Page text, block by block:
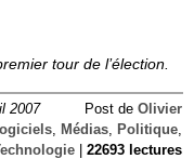
tour de l’élection.
2007 Post de Olivier
Médias Politique
22693 lectures